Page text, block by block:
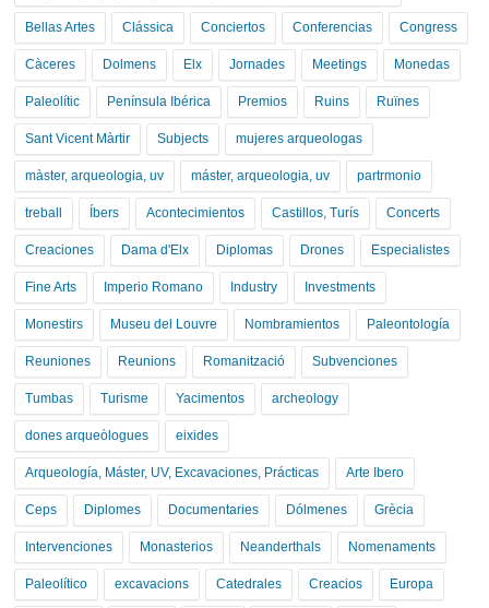
Bellas Artes Clássica Conciertos Conferencias Congress
Càceres Dolmens Elx Jornades Meetings Monedas
Paleolític Península Ibérica Premios Ruins Ruïnes
Sant Vicent Màrtir Subjects mujeres arqueologas
màster, arqueologia, uv máster, arqueologia, uv partrmonio
treball Íbers Acontecimientos Castillos, Turís Concerts
Creaciones Dama d'Elx Diplomas Drones Especialistes
Fine Arts Imperio Romano Industry Investments
Monestirs Museu del Louvre Nombramientos Paleontología
Reuniones Reunions Romanització Subvenciones
Tumbas Turisme Yacimentos archeology
dones arqueòlogues eixides
Arqueología, Máster, UV, Excavaciones, Prácticas Arte Ibero
Ceps Diplomes Documentaries Dólmenes Grècia
Intervenciones Monasterios Neanderthals Nomenaments
Paleolítico excavacions Catedrales Creacios Europa